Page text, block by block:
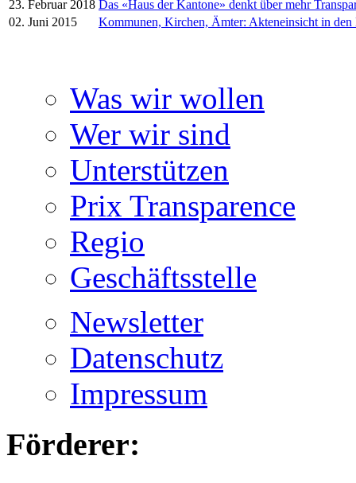
23. Februar 2018 Das «Haus der Kantone» denkt über mehr
02. Juni 2015
Kommunen, Kirchen, Ämter: Akteneinsicht in den
Was wir wollen
Wer wir sind
Unterstützen
Prix Transparence
Regio
Geschäftsstelle
Newsletter
Datenschutz
Impressum
Förderer: